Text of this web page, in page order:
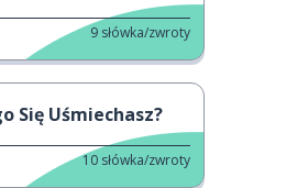
9 słówka/zwroty
Się Uśmiechasz?
10 słówka/zwroty